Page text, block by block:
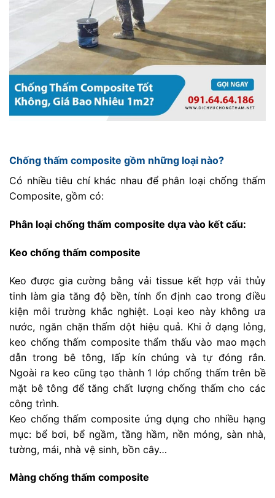
Chống thấm composite gồm những loại nào?
Có nhiều tiêu chí khác nhau để phân loại chống thấm
Composite, gồm có:
Phân loại chống thấm composite dựa vào kết cấu:
Keo chống thấm composite
Keo được gia cường bằng vải tissue kết hợp vải thủy
tinh làm gia tăng độ bền, tính ổn định cao trong điều
kiện môi trường khắc nghiệt. Loại keo này không ưa
nước, ngăn chặn thấm dột hiệu quả. Khi ở dạng lỏng,
keo chống thấm composite thẩm thấu vào mao mạch
dẫn trong bê tông, lấp kín chúng và tự đóng rắn.
Ngoài ra keo cũng tạo thành 1 lớp chống thấm trên bề
mặt bê tông để tăng chất lượng chống thấm cho các
công trình.
Keo chống thấm composite ứng dụng cho nhiều hạng
mục: bể bơi, bể ngầm, tầng hầm, nền móng, sàn nhà,
tường, mái, nhà vệ sinh, bồn cây…
Màng chống thấm composite